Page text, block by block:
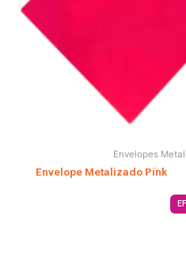
Envelopes
Envelope Metalizado Pink